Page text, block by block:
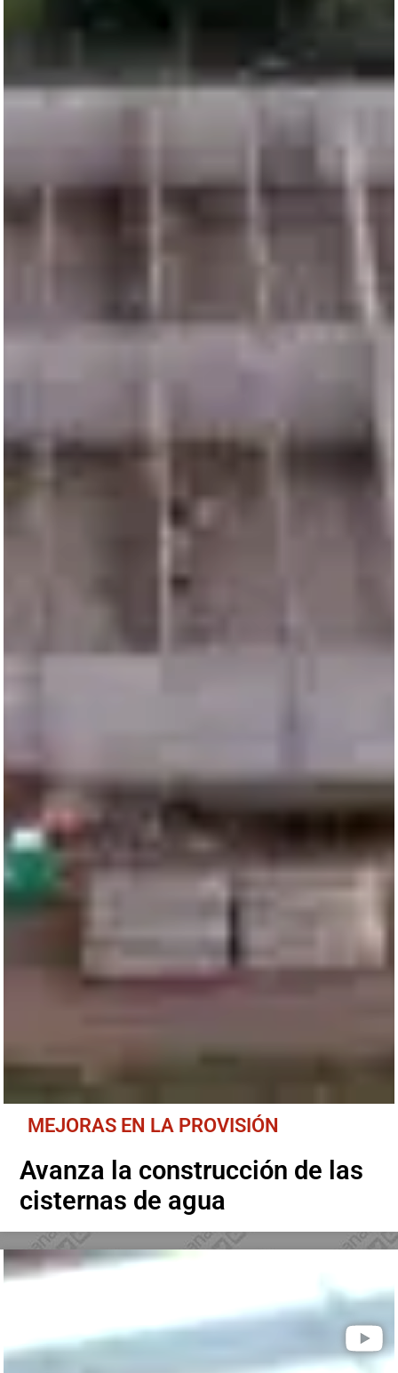
MEJORAS EN LA PROVISIÓN
Avanza la construcción de las
cisternas de agua